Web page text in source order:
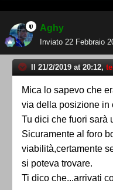
Aghy
Inviato 22 Febbraio
Il 21/2/2019 at 20:12,
Mica lo sapevo che
via della posizione in
Tu dici che fuori sarà
Sicuramente al foro
viabilità,certamente
si poteva trovare.
Ti dico che...arrivati